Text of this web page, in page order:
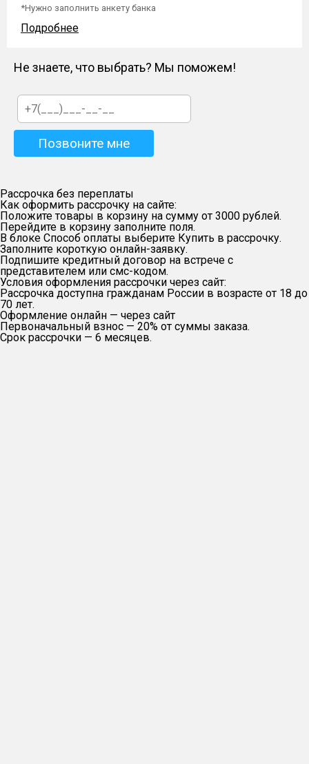
*Нужно заполнить анкету банка
Подробнее
Не знаете, что выбрать? Мы поможем!
Рассрочка без переплаты
Как оформить рассрочку на сайте:
Положите товары в корзину на сумму от 3000 рублей.
Перейдите в корзину заполните поля.
В блоке Способ оплаты выберите Купить в рассрочку.
Заполните короткую онлайн-заявку.
Подпишите кредитный договор на встрече с
представителем или смс-кодом.
Условия оформления рассрочки через сайт:
Рассрочка доступна гражданам России в возрасте от 18 до
70 лет.
Оформление онлайн — через сайт
Первоначальный взнос — 20% от суммы заказа.
Срок рассрочки — 6 месяцев.